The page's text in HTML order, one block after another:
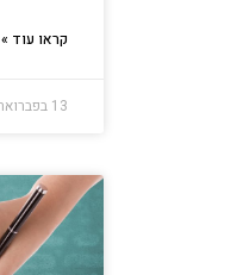
קראו עוד »
13 בפברואר 2018